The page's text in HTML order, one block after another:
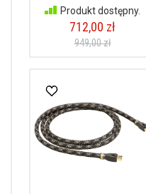
Produkt dostępny.
712,00 zł
949,00 zł